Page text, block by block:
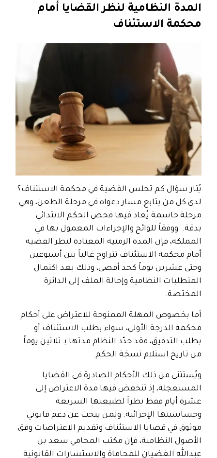
المدة النظامية لنظر القضايا أمام
محكمة الاستئناف
يُثار سؤال كم تجلس القضية في محكمة الاستئناف؟
لدى كل من يتابع مسار دعواه في مرحلة الطعن، وهي
مرحلة حاسمة يُعاد فيها فحص الحكم الابتدائي
بدقة. ووفقاً للوائح والإجراءات المعمول بها في
المملكة، فإن المدة الزمنية المعتادة لنظر القضية
أمام محكمة الاستئناف تتراوح غالباً بين أسبوعين
وحتى عشرين يوماً كحد أقصى، وذلك بعد اكتمال
المتطلبات النظامية وإحالة الملف إلى الدائرة
المختصة.
أما بخصوص المهلة الممنوحة للاعتراض على أحكام
محكمة الدرجة الأولى، سواء بطلب الاستئناف أو
بطلب التدقيق، فقد حدّد النظام مدتها بـ ثلاثين يوماً
من تاريخ استلام نسخة الحكم.
ويُستثنى من ذلك الأحكام الصادرة في القضايا
المستعجلة، إذ تنخفض فيها مدة الاعتراض إلى
عشرة أيام فقط نظراً لطبيعتها السريعة
وحساسيتها الإجرائية. ولمن يبحث عن دعم قانوني
موثوق في قضايا الاستئناف وتقديم الاعتراضات وفق
الأصول النظامية، فإن مكتب المحامي سعد بن
عبدالله الغضيان للمحاماة والاستشارات القانونية